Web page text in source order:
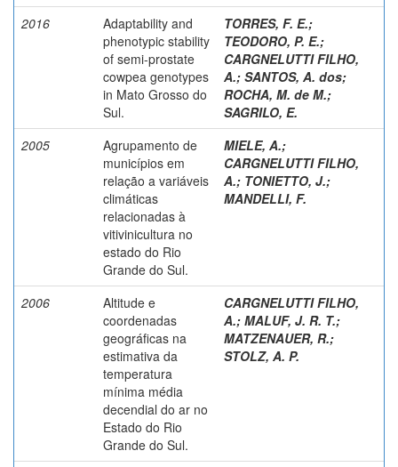
2016
Adaptability and
phenotypic stability
of semi-prostate
cowpea genotypes
in Mato Grosso do
Sul.
TORRES, F. E.;
TEODORO, P. E.;
CARGNELUTTI FILHO,
A.; SANTOS, A. dos;
ROCHA, M. de M.;
SAGRILO, E.
2005
Agrupamento de
municípios em
relação a variáveis
climáticas
relacionadas à
vitivinicultura no
estado do Rio
Grande do Sul.
MIELE, A.;
CARGNELUTTI FILHO,
A.; TONIETTO, J.;
MANDELLI, F.
2006
Altitude e
coordenadas
geográficas na
estimativa da
temperatura
mínima média
decendial do ar no
Estado do Rio
Grande do Sul.
CARGNELUTTI FILHO,
A.; MALUF, J. R. T.;
MATZENAUER, R.;
STOLZ, A. P.